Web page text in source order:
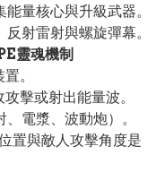
量核心與升級武器。
射雷射與螺旋彈幕。
靈魂機制
。
擊或射出能量波。
電漿、波動炮）。
置與敵人攻擊角度是